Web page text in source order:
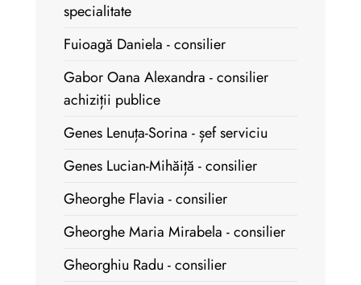
specialitate
Fuioagă Daniela - consilier
Gabor Oana Alexandra - consilier
achiziții publice
Genes Lenuța-Sorina - șef serviciu
Genes Lucian-Mihăiță - consilier
Gheorghe Flavia - consilier
Gheorghe Maria Mirabela - consilier
Gheorghiu Radu - consilier